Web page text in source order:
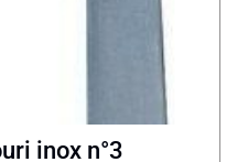
inox n°3